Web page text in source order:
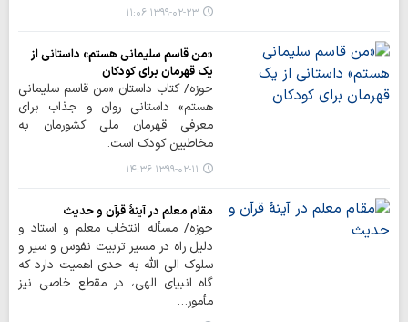
۱۳۹۹-۰۲-۲۳ ۱۱:۰۶
«من قاسم سلیمانی هستم» داستانی از
یک قهرمان برای کودکان
حوزه/ کتاب داستان «من قاسم سلیمانی
هستم» داستانی روان و جذاب برای
معرفی قهرمان ملی کشورمان به
مخاطبین کودک است.
۱۳۹۹-۰۲-۱۱ ۱۴:۳۶
مقام معلم در آینۀ قرآن و حدیث
حوزه/ مسأله انتخاب‏ معلم‏ و استاد و
دلیل‏ راه‏ در مسیر تربیت‏ نفوس‏ و سیر و
سلوک الی الله به حدی اهمیت دارد که
گاه انبیای الهی، در مقطع خاصی نیز
مأمور…